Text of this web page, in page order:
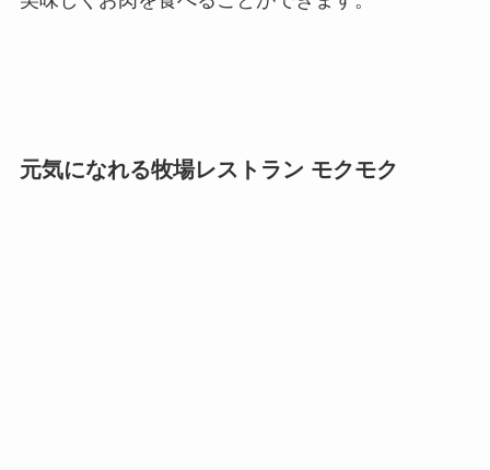
元気になれる牧場レストラン モクモク